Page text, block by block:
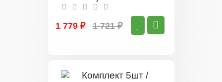
1 779 ₽ 1 721 ₽